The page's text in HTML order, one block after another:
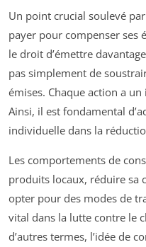
Un point crucial soulevé
payer pour compenser ses
le droit d’émettre
pas simplement de
émises. Chaque action a
Ainsi, il est fondamental
individuelle dans la
Les comportements de
produits locaux, réduire sa
opter pour des modes de
vital dans la lutte contre le
d’autres termes, l’idée de